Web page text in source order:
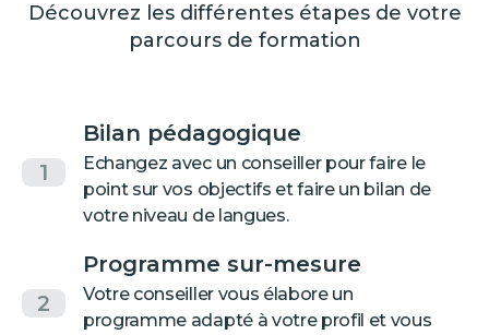
Découvrez les différentes étapes de votre
parcours de formation
1
Bilan pédagogique
Echangez avec un conseiller pour faire le
point sur vos objectifs et faire un bilan de
votre niveau de langues.
2
Programme sur-mesure
Votre conseiller vous élabore un
programme adapté à votre profil et vous